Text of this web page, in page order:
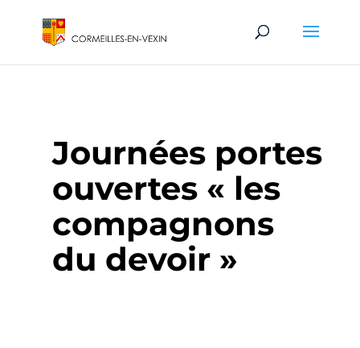
Journées portes
ouvertes « les
compagnons
du devoir »